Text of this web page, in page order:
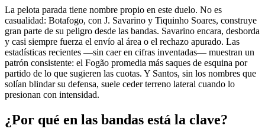
La pelota parada tiene nombre propio en este duelo. No es
casualidad: Botafogo, con J. Savarino y Tiquinho Soares, construye
gran parte de su peligro desde las bandas. Savarino encara, desborda
y casi siempre fuerza el envío al área o el rechazo apurado. Las
estadísticas recientes —sin caer en cifras inventadas— muestran un
patrón consistente: el Fogão promedia más saques de esquina por
partido de lo que sugieren las cuotas. Y Santos, sin los nombres que
solían blindar su defensa, suele ceder terreno lateral cuando lo
presionan con intensidad.
¿Por qué en las bandas está la clave?